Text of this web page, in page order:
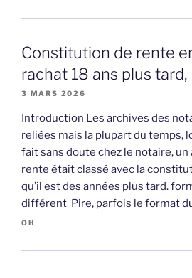
Constitution de rente
rachat 18 ans plus
3 MARS 2026
Introduction Les archives des
reliées mais la plupart du temps,
fait sans doute chez le notaire, un
rente était classé avec la
qu’il est des années plus tard.
différent Pire, parfois le format
OH